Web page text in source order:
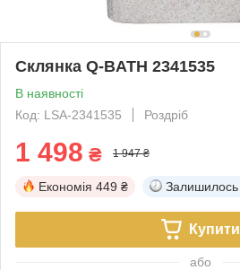
Склянка Q-BATH 2341535
В наявності
Код: LSA-2341535
Роздріб
1 498 ₴ 1 947 ₴
Економія 449 ₴ Залишилось
Купити
або